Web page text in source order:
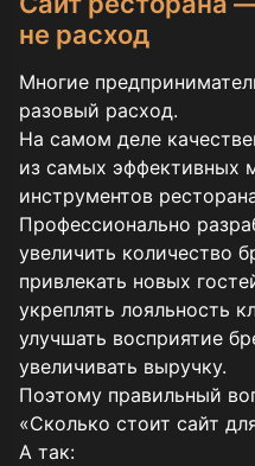
не расход
Многие
разовый расход.
На самом деле
из самых эффективных
инструментов
Профессионально
увеличить количество
привлекать новых
укреплять лояльность
улучшать восприятие
увеличивать выручку.
Поэтому правильный
«Сколько стоит сайт
А так: